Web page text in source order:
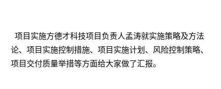
项目实施方德才科技项目负责人孟涛就实施策略及方法
论、项目实施控制措施、项目实施计划、风险控制策略、
项目交付质量举措等方面给大家做了汇报。